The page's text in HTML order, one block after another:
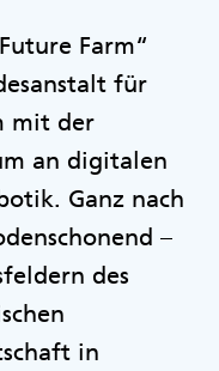
Farm“
für
mit der
an digitalen
Ganz nach
–
des
in